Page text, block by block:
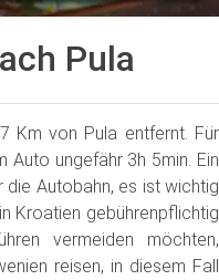
Pula
Km von Pula entfernt. Für
ungefähr 3h 5min. Ein
Autobahn, es ist wichtig
Kroatien gebührenpflichtig
vermeiden möchten,
reisen, in diesem Fall